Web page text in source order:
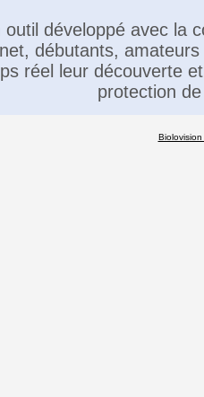
développé avec la
débutants,
réel leur découverte
protection
Biolovision